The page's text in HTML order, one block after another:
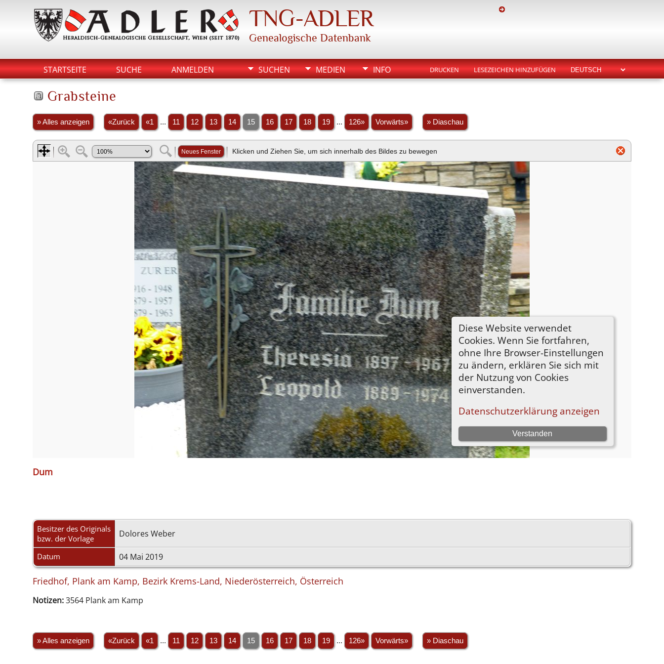
TNG-ADLER
Genealogische Datenbank
STARTSEITE SUCHE ANMELDEN SUCHEN MEDIEN INFO DRUCKEN LESEZEICHEN HINZUFÜGEN
Grabsteine
» Alles anzeigen «Zurück «1 ... 11 12 13 14 15 16 17 18 19 ... 126» Vorwärts» » Diaschau
Dum
Besitzer des Originals
bzw. der Vorlage
Dolores Weber
Datum 04 Mai 2019
Friedhof, Plank am Kamp, Bezirk Krems-Land, Niederösterreich, Österreich
Notizen:3564 Plank am Kamp
» Alles anzeigen «Zurück «1 ... 11 12 13 14 15 16 17 18 19 ... 126» Vorwärts» » Diaschau